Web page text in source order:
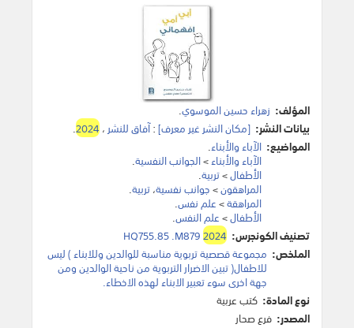
المؤلف: زهراء حسين الموسوي.
بيانات النشر: [مكان النشر غير معرف]:آفاق للنشر ،2024
.
المواضيع: الآباء والأبناء.
الآباء والأبناء>الجوانب النفسية.
الأطفال>تربية.
المراهقون>جوانب نفسية،تربية.
المراهقة>علم نفس.
الأطفال>علم النفس.
تصنيف الكونجرس:
HQ755.85 .M8792024
الملخص: مجموعة قصصية تربوية مناسبة للوالدين وللابناء ) ليس
للاطفال( تبين الاضرار التربوية من ناحية الوالدين ومن
جهة اخرى سوء تعبير الابناء لهذه الاخطاء.
نوع المادة: كتب عربية
المصدر: فرع صحار